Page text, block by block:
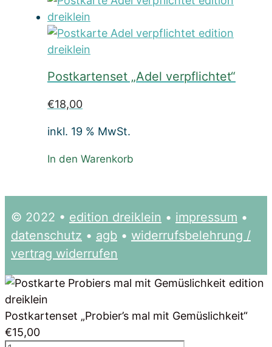
Postkartenset „Adel verpflichtet“
€18,00
inkl. 19 % MwSt.
In den Warenkorb
© 2022 • edition dreiklein • impressum •
datenschutz • agb • widerrufsbelehrung /
vertrag widerrufen
Postkartenset „Probier’s mal mit Gemüslichkeit“
€15,00